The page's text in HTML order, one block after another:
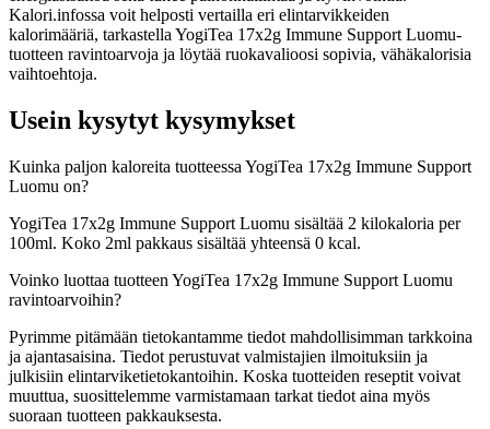
Kalori.infossa voit helposti vertailla eri elintarvikkeiden
kalorimääriä, tarkastella YogiTea 17x2g Immune Support Luomu-
tuotteen ravintoarvoja ja löytää ruokavalioosi sopivia, vähäkalorisia
vaihtoehtoja.
Usein kysytyt kysymykset
Kuinka paljon kaloreita tuotteessa YogiTea 17x2g Immune Support
Luomu on?
YogiTea 17x2g Immune Support Luomu sisältää 2 kilokaloria per
100ml. Koko 2ml pakkaus sisältää yhteensä 0 kcal.
Voinko luottaa tuotteen YogiTea 17x2g Immune Support Luomu
ravintoarvoihin?
Pyrimme pitämään tietokantamme tiedot mahdollisimman tarkkoina
ja ajantasaisina. Tiedot perustuvat valmistajien ilmoituksiin ja
julkisiin elintarviketietokantoihin. Koska tuotteiden reseptit voivat
muuttua, suosittelemme varmistamaan tarkat tiedot aina myös
suoraan tuotteen pakkauksesta.